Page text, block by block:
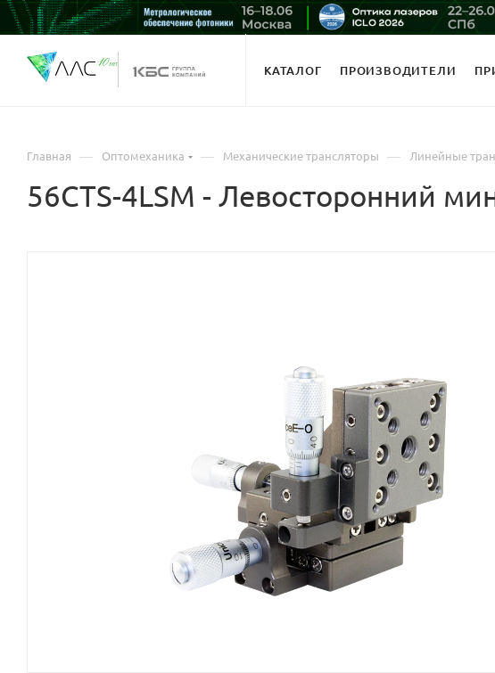
КАТАЛОГ ПРОИЗВОДИТЕЛИ
Главная — Оптомеханика — Механические трансляторы — Линейные
56CTS-4LSM - Левосторонний